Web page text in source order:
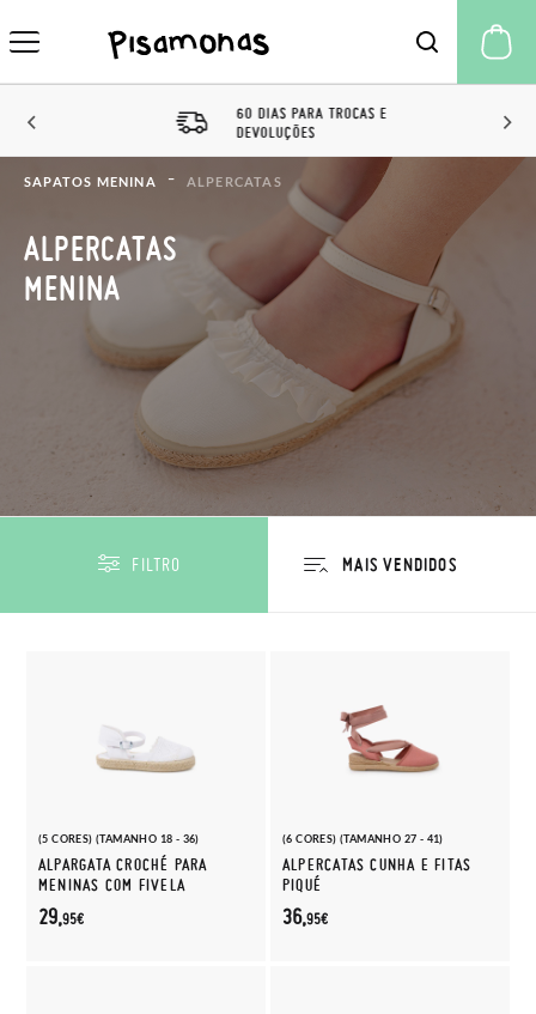
60 DIAS PARA TROCAS E
DEVOLUÇÕES
SAPATOS MENINA ALPERCATAS
ALPERCATAS
MENINA
FILTRO
(5 CORES) (TAMANHO 18 - 36)
ALPARGATA CROCHÉ PARA
MENINAS COM FIVELA
29,95€
(6 CORES) (TAMANHO 27 - 41)
ALPERCATAS CUNHA E FITAS
PIQUÉ
36,95€